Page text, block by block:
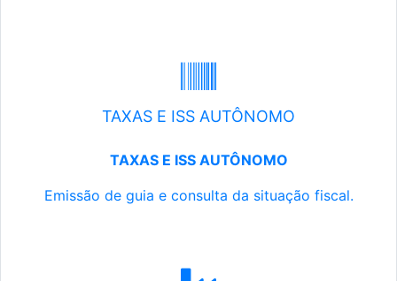
TAXAS E ISS AUTÔNOMO
TAXAS E ISS AUTÔNOMO
Emissão de guia e consulta da situação fiscal.